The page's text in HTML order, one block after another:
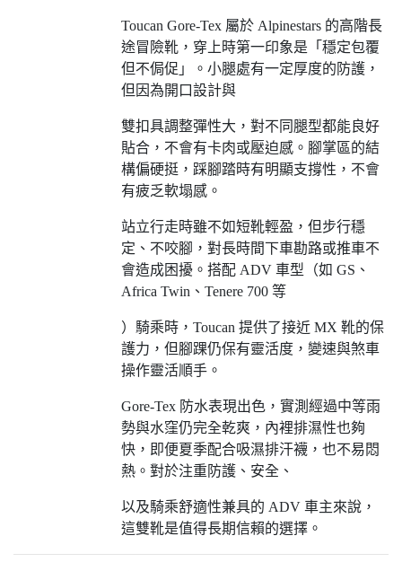
Toucan Gore-Tex 屬於 Alpinestars 的高階長
途冒險靴，穿上時第一印象是「穩定包覆
但不侷促」。小腿處有一定厚度的防護，
但因為開口設計與
雙扣具調整彈性大，對不同腿型都能良好
貼合，不會有卡肉或壓迫感。腳掌區的結
構偏硬挺，踩腳踏時有明顯支撐性，不會
有疲乏軟塌感。
站立行走時雖不如短靴輕盈，但步行穩
定、不咬腳，對長時間下車勘路或推車不
會造成困擾。搭配 ADV 車型（如 GS、
Africa Twin、Tenere 700 等
）騎乘時，Toucan 提供了接近 MX 靴的保
護力，但腳踝仍保有靈活度，變速與煞車
操作靈活順手。
Gore-Tex 防水表現出色，實測經過中等雨
勢與水窪仍完全乾爽，內裡排濕性也夠
快，即便夏季配合吸濕排汗襪，也不易悶
熱。對於注重防護、安全、
以及騎乘舒適性兼具的 ADV 車主來說，
這雙靴是值得長期信賴的選擇。